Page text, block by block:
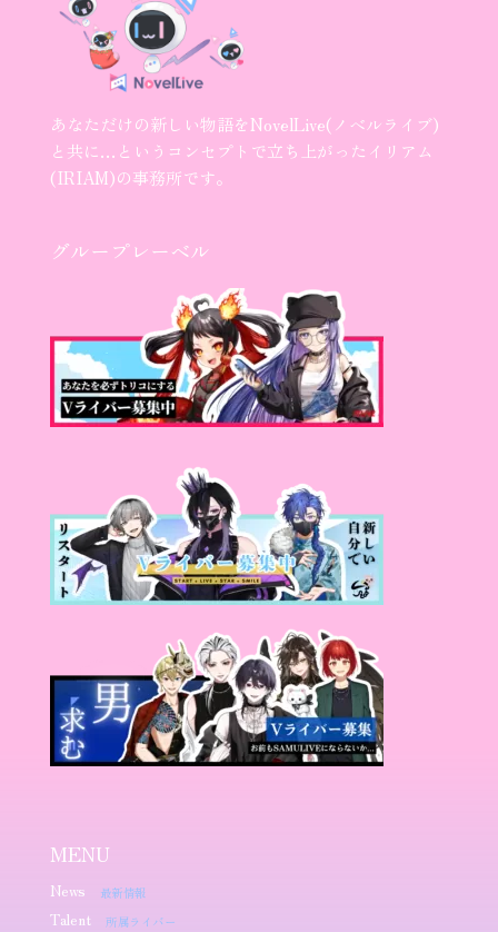
あなただけの新しい物語をNovelLive(ノベルライブ)
と共に…というコンセプトで立ち上がったイリアム
(IRIAM)の事務所です。
グループレーベル
MENU
News 最新情報
Talent 所属ライバー